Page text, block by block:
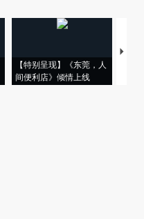
【特别呈现】《东莞，人
间便利店》倾情上线
【推
会